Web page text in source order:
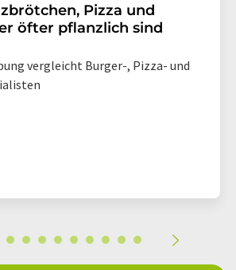
Pizza und
öfter pflanzlich sind
vergleicht Burger-, Pizza- und